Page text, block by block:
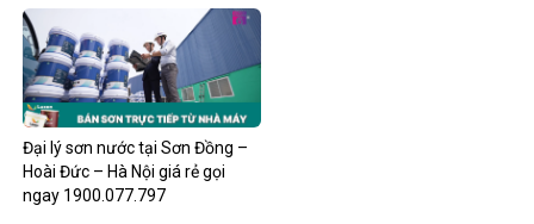
Đại lý sơn nước tại Sơn Đồng –
Hoài Đức – Hà Nội giá rẻ gọi
ngay 1900.077.797